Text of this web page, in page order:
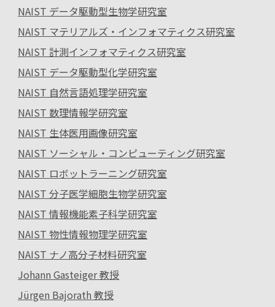
NAIST データ駆動型生物学研究室
NAIST マテリアルズ・インフォマティクス研究室
NAIST 計測インフォマティクス研究室
NAIST データ駆動型化学研究室
NAIST 自然言語処理学研究室
NAIST 数理情報学研究室
NAIST 生体医用画像研究室
NAIST ソーシャル・コンピューティング研究室
NAIST ロボットラーニング研究室
NAIST 分子医学細胞生物学研究室
NAIST 情報機能素子科学研究室
NAIST 物性情報物理学研究室
NAIST ナノ高分子材料研究室
Johann Gasteiger 教授
Jürgen Bajorath 教授